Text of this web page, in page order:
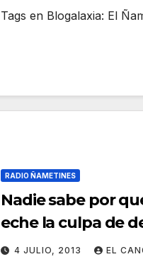
Tags en Blogalaxia: El
RADIO ÑAMETINES
Nadie sabe por
eche la culpa de
administración
4 JULIO, 2013 EL